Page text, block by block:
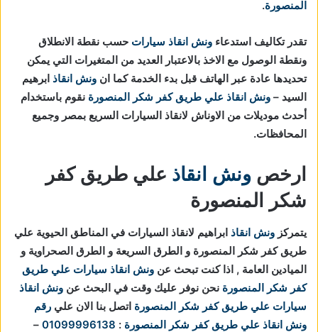
المنصورة.
تقدر تكاليف استدعاء ونش انقاذ سيارات حسب نقطة الانطلاق
ونقطة الوصول مع الاخذ بالاعتبار العديد من المتغيرات التي يمكن
تحديدها عادة عبر الهاتف قبل بدء الخدمة كما ان ونش انقاذ ابرهيم
السيد – ونش انقاذ علي طريق كفر شكر المنصورة نقوم باستخدام
أحدث موديلات من الاوناش لانقاذ السيارات السريع بمصر وجميع
المحافظات.
ارخص ونش انقاذ علي طريق كفر
شكر المنصورة
يتمركز ونش انقاذ ابراهيم لانقاذ السيارات في المناطق الحيوية علي
طريق كفر شكر المنصورة و الطرق السريعة و الطرق الصحراوية و
الميادين العامة , اذا كنت تبحث عن ونش انقاذ سيارات علي طريق
كفر شكر المنصورة نحن نوفر عليك وقت في البحث عن ونش انقاذ
سيارات علي طريق كفر شكر المنصورة اتصل بنا الان علي رقم
ونش انقاذ علي طريق كفر شكر المنصورة :
01099996138
–